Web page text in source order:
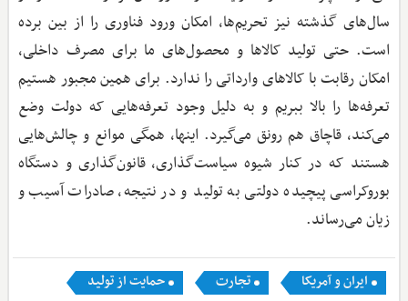
سال‌های گذشته نیز تحریم‌ها، امکان ورود فناوری را از بین برده
است. حتی تولید کالاها و محصول‌های ما برای مصرف داخلی،
امکان رقابت با کالاهای وارداتی را ندارد. برای همین مجبور هستیم
تعرفه‌ها را بالا ببریم و به دلیل وجود تعرفه‌هایی که دولت وضع
می‌کند، قاچاق هم رونق می‌گیرد. اینها، همگی موانع و چالش‌هایی
هستند که در کنار شیوه سیاست‌گذاری، قانون‌گذاری و دستگاه
بوروکراسی پیچیده دولتی به تولید و در نتیجه، صادرات آسیب و
زیان می‌رساند.
ایران و آمریکا تجارت
حمایت از تولید